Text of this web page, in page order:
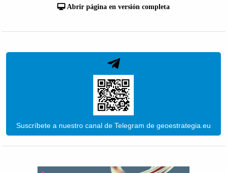
Abrir página en versión completa
Suscríbete a nuestro canal de Telegram de geoestrategia.eu